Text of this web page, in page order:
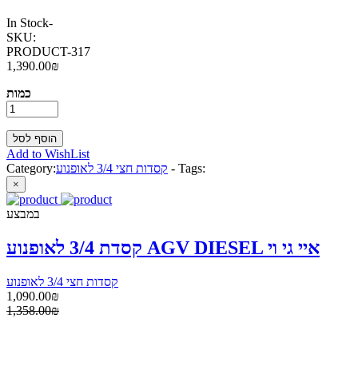
In Stock-
SKU:
PRODUCT-317
1,390.00₪
כמות
Add to WishList
Category:
קסדות חצי 3/4 לאופנוע - Tags:
×
במבצע
קסדת 3/4 לאופנוע AGV DIESEL איי גי וי
קסדות חצי 3/4 לאופנוע
1,090.00₪
1,358.00₪